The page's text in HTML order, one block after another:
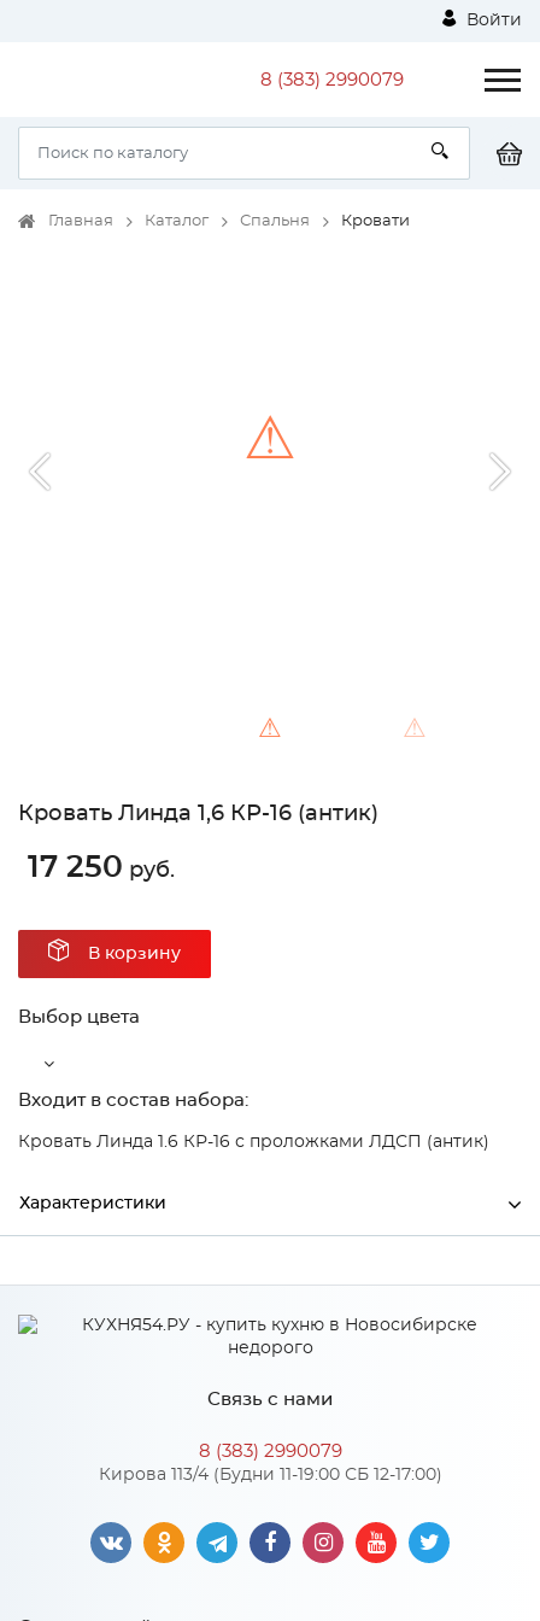
Войти
8 (383) 2990079
Главная Каталог Спальня Кровати
⚠ ⚠
⚠
Кровать Линда 1,6 КР-16 (антик)
17 250 руб.
В корзину
Выбор цвета
Входит в состав набора:
Кровать Линда 1.6 КР-16 с проложками ЛДСП (антик)
Характеристики
Высота 1100
Материал ЛДСП
Особенности
Рекомендуемая высота матраса: Не менее 100 мм
Связь с нами
8 (383) 2990079
Кирова 113/4 (Будни 11-19:00 СБ 12-17:00)